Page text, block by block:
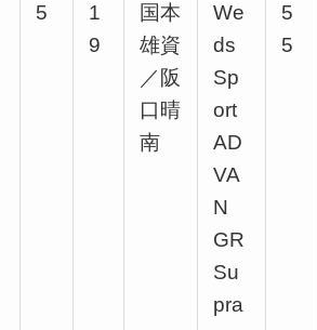
5
1
9
国本
雄資
／阪
口晴
南
We
ds
Sp
ort
AD
VA
N
GR
Su
pra
5
5